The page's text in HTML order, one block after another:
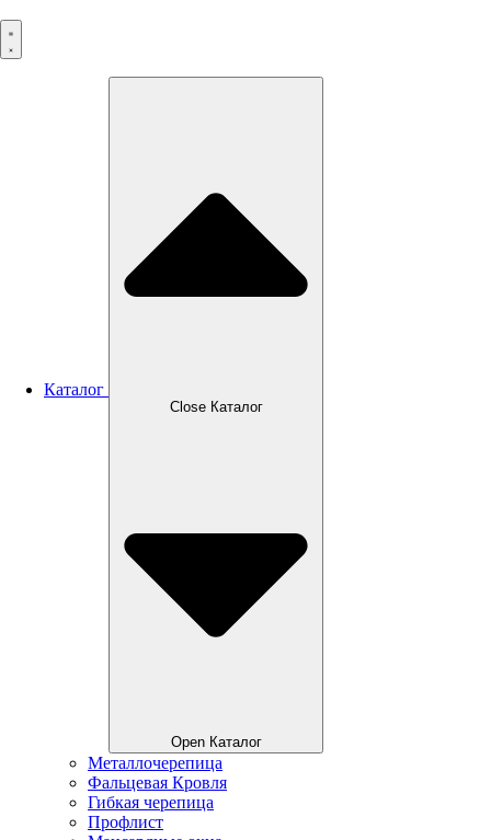
к
содержимому
Каталог
Close Каталог
Open Каталог
Металлочерепица
Фальцевая Кровля
Гибкая черепица
Профлист